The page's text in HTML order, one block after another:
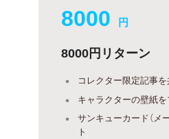
8000 円
8000円リターン
コレクター限定記事
キャラクターの壁紙を
サンキューカード（メ
ト